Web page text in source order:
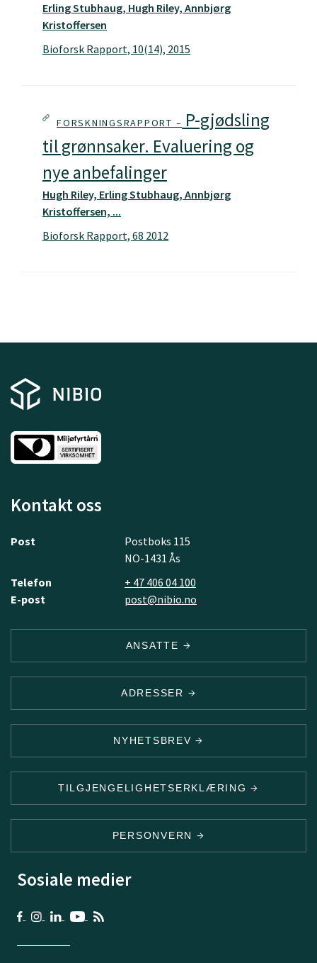
Erling Stubhaug, Hugh Riley, Annbjørg
Kristoffersen
Bioforsk Rapport, 10(14), 2015
FORSKNINGSRAPPORT – P-gjødsling
til grønnsaker. Evaluering og
nye anbefalinger
Hugh Riley, Erling Stubhaug, Annbjørg
Kristoffersen, ...
Bioforsk Rapport, 68 2012
Kontakt oss
Post
Postboks 115
NO-1431 Ås
Telefon
+ 47 406 04 100
E-post
post@nibio.no
ANSATTE
ADRESSER
NYHETSBREV
TILGJENGELIGHETSERKLÆRING
PERSONVERN
Sosiale medier